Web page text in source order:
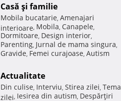
Casă şi familie
Mobila bucatarie, Amenajari
interioare, Mobila, Canapele,
Dormitoare, Design interior,
Parenting, Jurnal de mama singura,
Gravide, Femei curajoase, Autism
Actualitate
Din culise, Interviu, Stirea zilei, Tema
zilei, Iesirea din autism, Despărţiri